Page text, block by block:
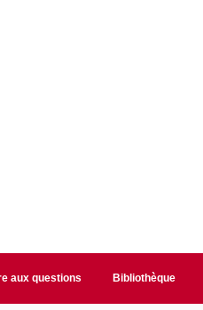
aux questions Bibliothèque